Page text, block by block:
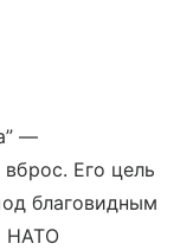
—
Его цель
благовидным
НАТО